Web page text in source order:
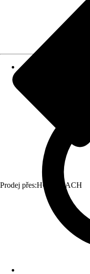
Prodej přes:HORNBACH